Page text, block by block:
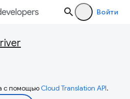
Войти
с помощьюCloud Translation API.